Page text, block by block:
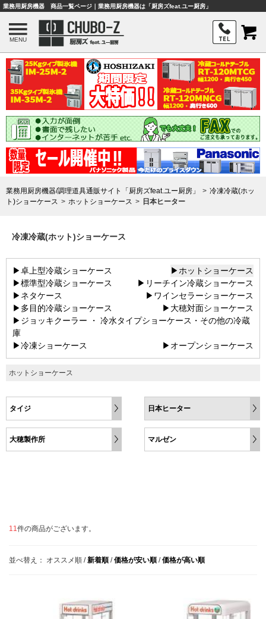
業務用厨房機器 商品一覧ページ｜業務用厨房機器は「厨房ズfeat.ユー厨房」
MENU
業務用厨房機器/調理道具通販サイト「厨房ズfeat.ユー厨房」
冷凍冷蔵(ホッ
ト)ショーケース
ホットショーケース 日本ヒーター
冷凍冷蔵(ホット)ショーケース
▶卓上型冷蔵ショーケース
▶ホットショーケース
▶標準型冷蔵ショーケース
▶リーチイン冷蔵ショーケース
▶ネタケース
▶ワインセラーショーケース
▶多目的冷蔵ショーケース
▶大穂対面ショーケース
▶ジョッキクーラー ・ 冷水タイプショーケース・その他の冷蔵
庫
▶冷凍ショーケース
▶オープンショーケース
ホットショーケース
タイジ 日本ヒーター
大穂製作所 マルゼン
11 件の商品がございます。
並べ替え： オススメ順 /新着順 /価格が安い順 /価格が高い順